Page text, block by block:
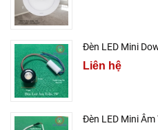
Đèn LED Mini
Liên hệ
Đèn LED Mini